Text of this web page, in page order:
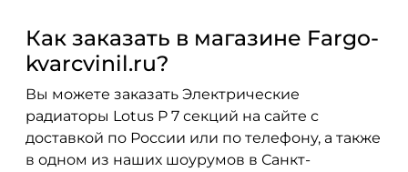
Как заказать в магазине Fargo-
kvarcvinil.ru?
Вы можете заказать Электрические
радиаторы Lotus P 7 секций на сайте с
доставкой по России или по телефону, а также
в одном из наших шоурумов в Санкт-